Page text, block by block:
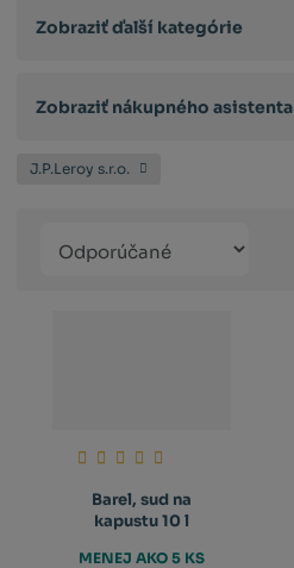
Zobraziť ďalší kategórie
Zobraziť nákupného asistenta
J.P.Leroy s.r.o.
produktů
Barel, sud na
kapustu 10 l
MENEJ AKO 5 KS